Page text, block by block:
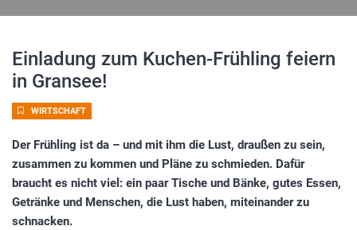
Einladung zum Kuchen-Frühling feiern
in Gransee!
WIRTSCHAFT
Der Frühling ist da – und mit ihm die Lust, draußen zu sein,
zusammen zu kommen und Pläne zu schmieden. Dafür
braucht es nicht viel: ein paar Tische und Bänke, gutes Essen,
Getränke und Menschen, die Lust haben, miteinander zu
schnacken.